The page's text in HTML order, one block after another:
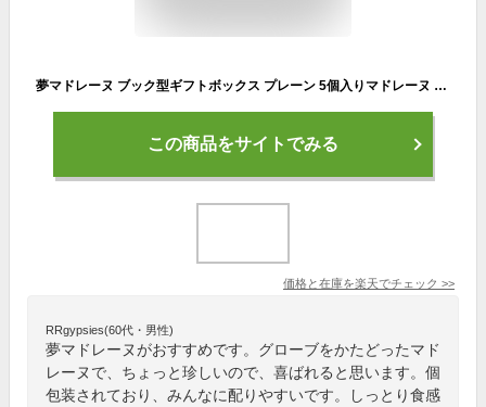
夢マドレーヌ ブック型ギフトボックス プレーン 5個入りマドレーヌ 焼菓子 土産 みやげ お返し プレゼント グッズ お祝い 甲子園 西宮 神戸 甲子園土産 高校野球【39ショップ】
この商品をサイトでみる
価格と在庫を楽天でチェック >>
RRgypsies(60代・男性)
夢マドレーヌがおすすめです。グローブをかたどったマド
レーヌで、ちょっと珍しいので、喜ばれると思います。個
包装されており、みんなに配りやすいです。しっとり食感